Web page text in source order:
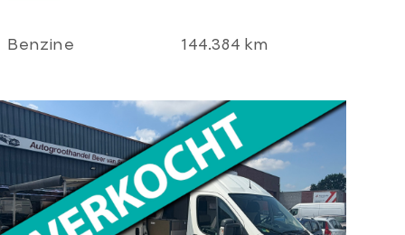
sport l M 20'LMV l
pro l Xenon l
Benzine 144.384 km